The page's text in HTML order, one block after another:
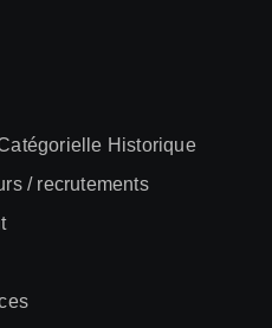
Historique
/ recrutements